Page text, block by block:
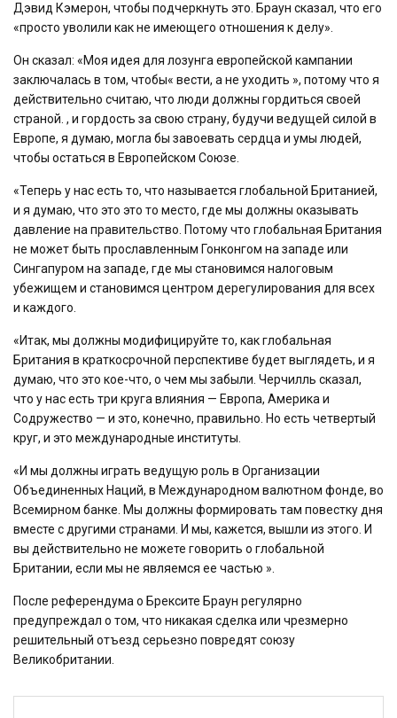
Дэвид Кэмерон, чтобы подчеркнуть это. Браун сказал, что его
«просто уволили как не имеющего отношения к делу».
Он сказал: «Моя идея для лозунга европейской кампании
заключалась в том, чтобы« вести, а не уходить », потому что я
действительно считаю, что люди должны гордиться своей
страной. , и гордость за свою страну, будучи ведущей силой в
Европе, я думаю, могла бы завоевать сердца и умы людей,
чтобы остаться в Европейском Союзе.
«Теперь у нас есть то, что называется глобальной Британией,
и я думаю, что это это то место, где мы должны оказывать
давление на правительство. Потому что глобальная Британия
не может быть прославленным Гонконгом на западе или
Сингапуром на западе, где мы становимся налоговым
убежищем и становимся центром дерегулирования для всех
и каждого.
«Итак, мы должны модифицируйте то, как глобальная
Британия в краткосрочной перспективе будет выглядеть, и я
думаю, что это кое-что, о чем мы забыли. Черчилль сказал,
что у нас есть три круга влияния — Европа, Америка и
Содружество — и это, конечно, правильно. Но есть четвертый
круг, и это международные институты.
«И мы должны играть ведущую роль в Организации
Объединенных Наций, в Международном валютном фонде, во
Всемирном банке. Мы должны формировать там повестку дня
вместе с другими странами. И мы, кажется, вышли из этого. И
вы действительно не можете говорить о глобальной
Британии, если мы не являемся ее частью ».
После референдума о Брексите Браун регулярно
предупреждал о том, что никакая сделка или чрезмерно
решительный отъезд серьезно повредят союзу
Великобритании.